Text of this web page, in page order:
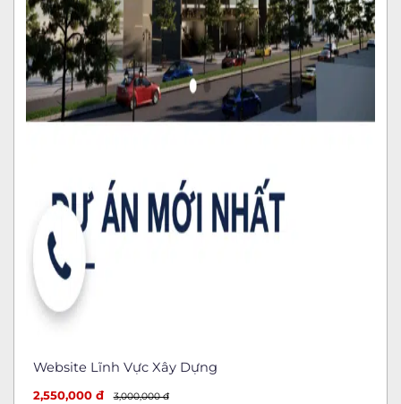
Website Lĩnh Vực Xây Dựng
2,550,000 đ 3,000,000 đ